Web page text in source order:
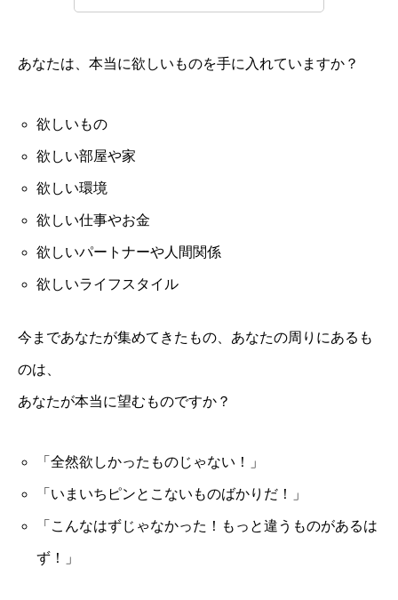
あなたは、本当に欲しいものを手に入れていますか？
欲しいもの
欲しい部屋や家
欲しい環境
欲しい仕事やお金
欲しいパートナーや人間関係
欲しいライフスタイル
今まであなたが集めてきたもの、あなたの周りにあるも
のは、
あなたが本当に望むものですか？
「全然欲しかったものじゃない！」
「いまいちピンとこないものばかりだ！」
「こんなはずじゃなかった！もっと違うものがあるは
ず！」